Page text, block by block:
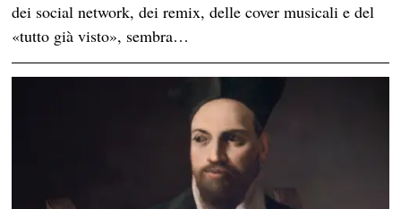
dei social network, dei remix, delle cover musicali e del
«tutto già visto», sembra…